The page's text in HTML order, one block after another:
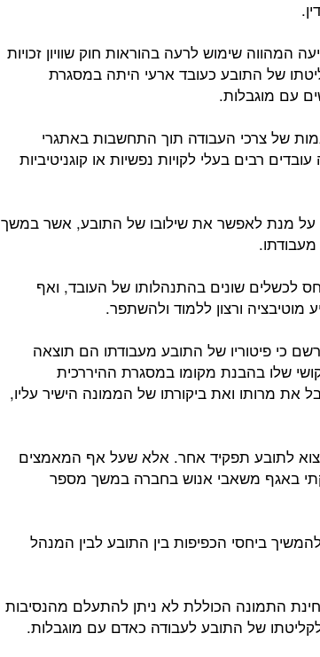
המהווה שימוש לרעה בהוראות חוק שוויון זכויות
של התובע כעובד ארעי היתה במסגרת
עם מוגבלות.
של צרכי העבודה תוך התחשבות באתגרי
רבים בעלי לקויות נפשיות או קוגניטיביות
על מנת לאפשר את שילובו של התובע, אשר במשך
לכשלים שונים בהתנהלותו של העובד, ואף
ורצון ללמוד ולהשתפר.
כי פיטוריו של התובע מעבודתו הם תוצאה
שלו בהבנת מקומו במסגרת ההיררכית
את מרותו ואת ביקורתו של הממונה הישיר עליו,
לתובע תפקיד אחר. אלא שעל אף המאמצים
באגף משאבי אנוש בחברה במשך מספר
ביחסי הכפיפות בין התובע לבין המנהל
התמונה הכוללת לא ניתן להתעלם מהנסיבות
של התובע לעבודה כאדם עם מוגבלות.